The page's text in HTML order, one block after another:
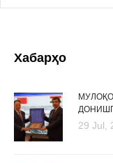
Хабарҳо
29 Jul,